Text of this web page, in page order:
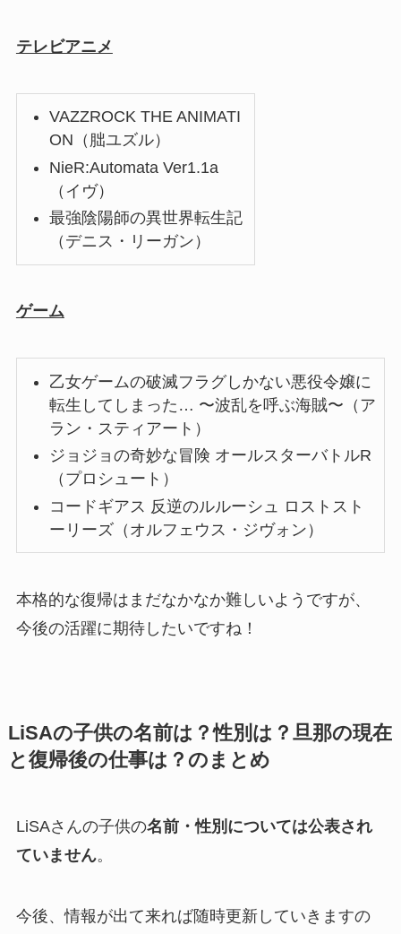
テレビアニメ
VAZZROCK THE ANIMATI
ON（朏ユズル）
NieR:Automata Ver1.1a
（イヴ）
最強陰陽師の異世界転生記
（デニス・リーガン）
ゲーム
乙女ゲームの破滅フラグしかない悪役令嬢に
転生してしまった… 〜波乱を呼ぶ海賊〜（ア
ラン・スティアート）
ジョジョの奇妙な冒険 オールスターバトルR
（プロシュート）
コードギアス 反逆のルルーシュ ロストスト
ーリーズ（オルフェウス・ジヴォン）
本格的な復帰はまだなかなか難しいようですが、
今後の活躍に期待したいですね！
LiSAの子供の名前は？性別は？旦那の現在
と復帰後の仕事は？のまとめ
LiSAさんの子供の名前・性別については公表され
ていません。
今後、情報が出て来れば随時更新していきますの